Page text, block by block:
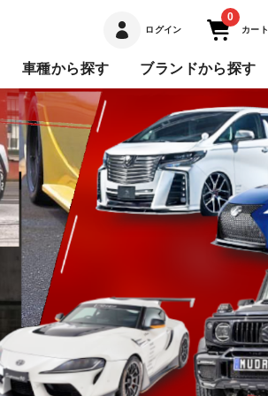
ログイン
0
カート
車種から探す ブランドから探す